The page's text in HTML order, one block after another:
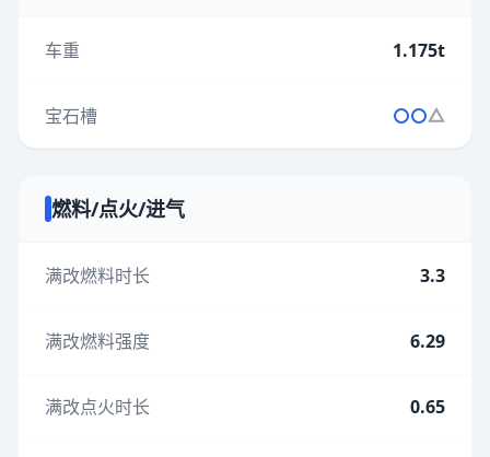
车重 1.175t
宝石槽
燃料/点火/进气
满改燃料时长 3.3
满改燃料强度 6.29
满改点火时长 0.65